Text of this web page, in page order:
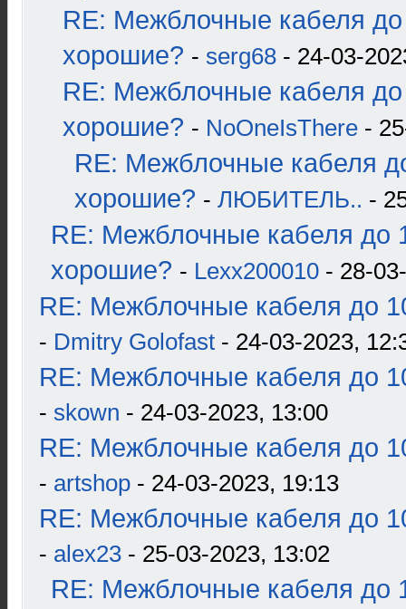
RE: Межблочные кабеля до
хорошие? - serg68 - 24-03-
RE: Межблочные кабеля до
хорошие? - NoOneIsThere -
RE: Межблочные кабеля
хорошие? - ЛЮБИТЕЛЬ.. -
RE: Межблочные кабеля до
хорошие? - Lexx200010 - 28-
RE: Межблочные кабеля до
- Dmitry Golofast - 24-03-2023,
RE: Межблочные кабеля до
- skown - 24-03-2023, 13:00
RE: Межблочные кабеля до
- artshop - 24-03-2023, 19:13
RE: Межблочные кабеля до
- alex23 - 25-03-2023, 13:02
RE: Межблочные кабеля до